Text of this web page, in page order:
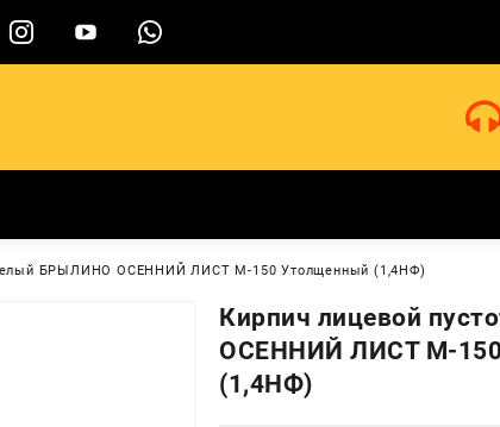
БРЫЛИНО ОСЕННИЙ ЛИСТ М-150 Утолщенный (1,4НФ)
Кирпич лицевой
ОСЕННИЙ ЛИСТ М-
(1,4НФ)